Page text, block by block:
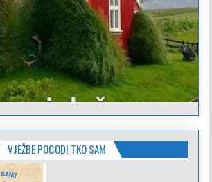
VJEŽBE POGODI TKO SAM